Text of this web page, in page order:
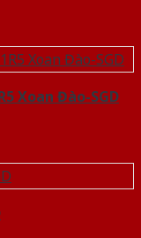
Xoan Đào-SGD